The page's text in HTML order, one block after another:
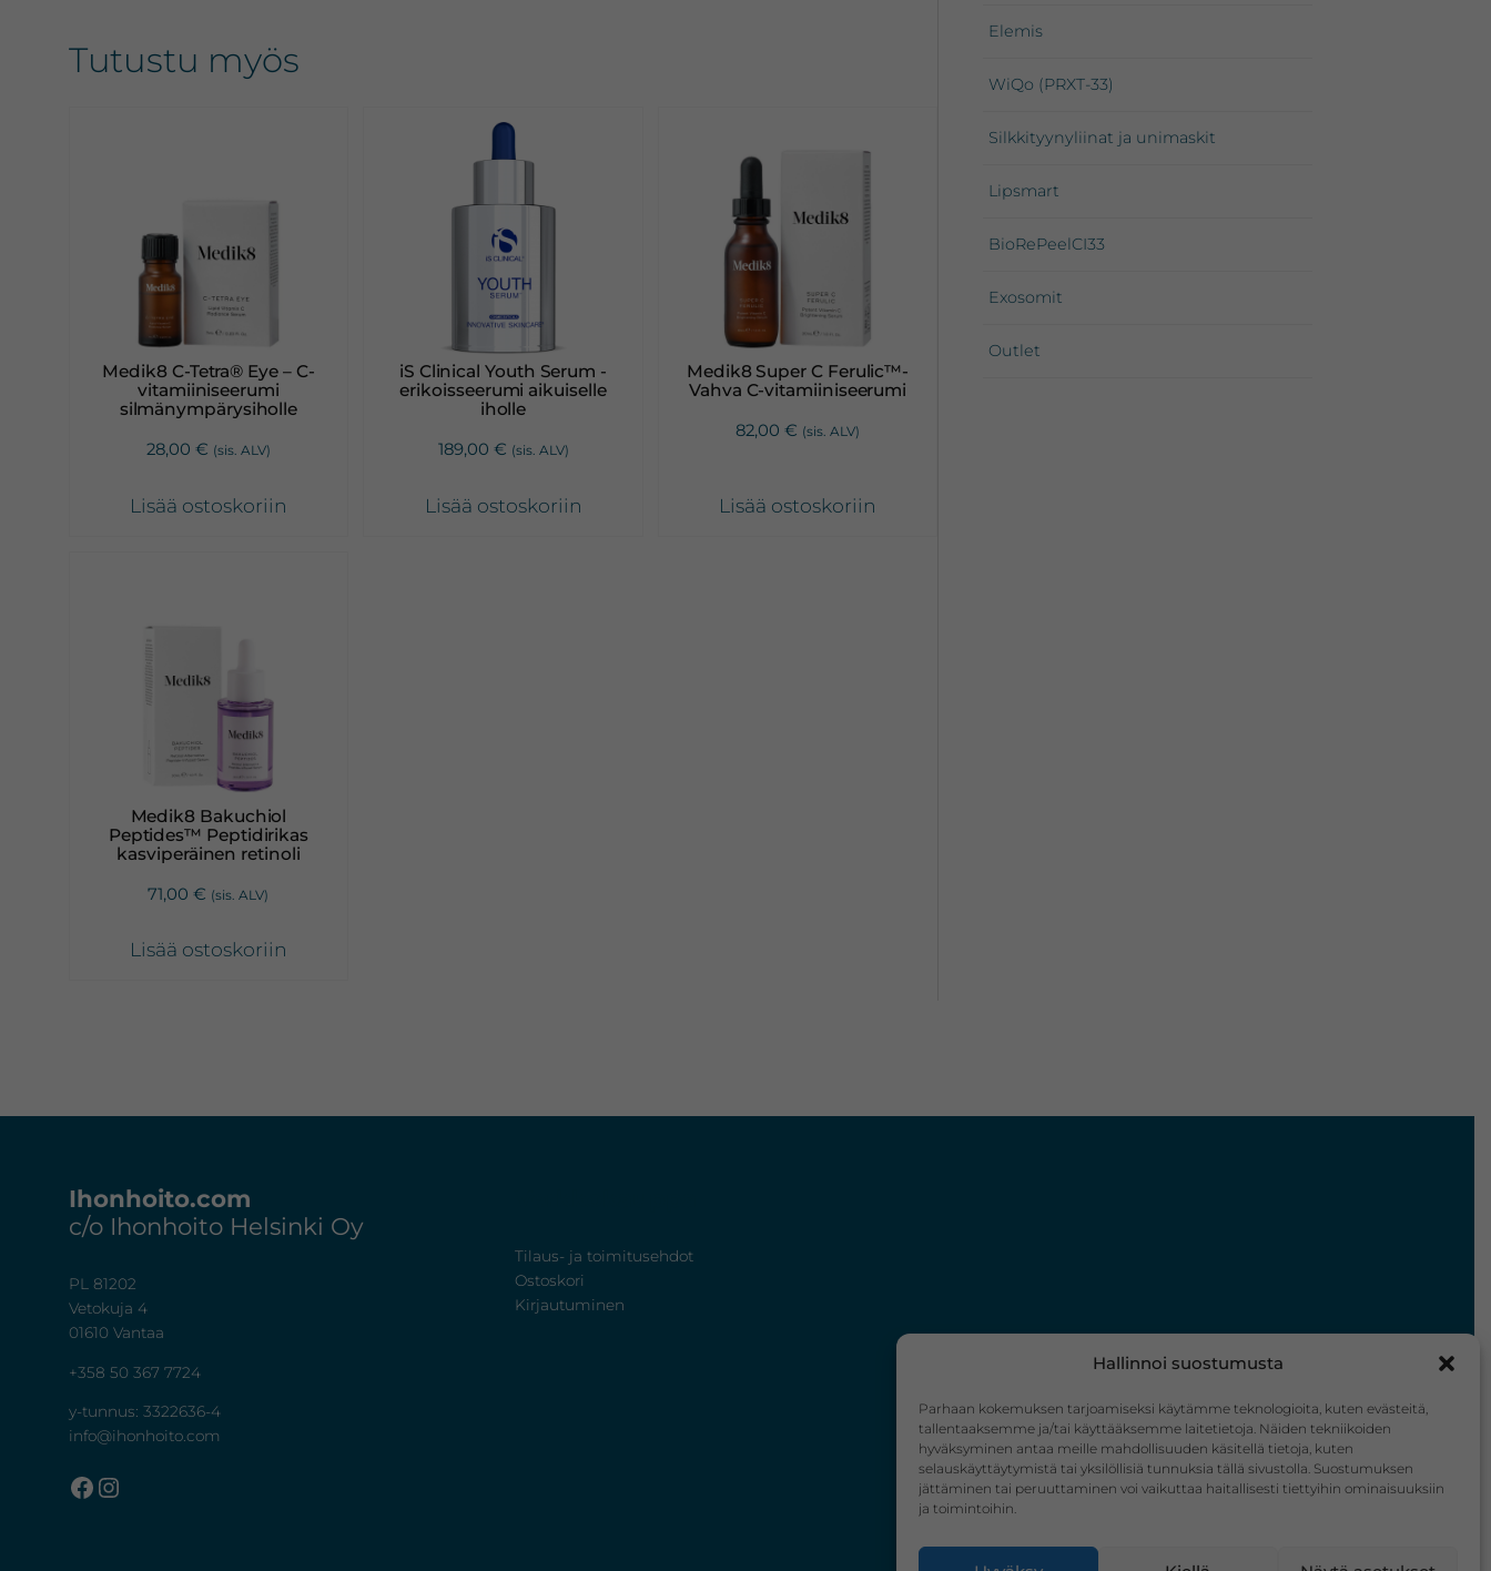
Hallinnoi suostumusta
Parhaan kokemuksen tarjoamiseksi käytämme teknologioita, kuten evästeitä,
tallentaaksemme ja/tai käyttääksemme laitetietoja. Näiden tekniikoiden
hyväksyminen antaa meille mahdollisuuden käsitellä tietoja, kuten
selauskäyttäytymistä tai yksilöllisiä tunnuksia tällä sivustolla. Suostumuksen
jättäminen tai peruuttaminen voi vaikuttaa haitallisesti tiettyihin ominaisuuksiin
ja toimintoihin.
Tutustu myös
Medik8 C-Tetra® Eye – C-
vitamiiniseerumi
silmänympärysiholle
28,00 € (sis. ALV)
Lisää ostoskoriin
iS Clinical Youth Serum -
erikoisseerumi aikuiselle
iholle
189,00 € (sis. ALV)
Lisää ostoskoriin
Medik8 Super C Ferulic™-
Vahva C-vitamiiniseerumi
82,00€ (sis. ALV)
Lisää ostoskoriin
Medik8 Bakuchiol
Peptides™ Peptidirikas
kasviperäinen retinoli
71,00€ (sis. ALV)
Lisää ostoskoriin
Elemis
WiQo (PRXT-33)
Silkkityynyliinat ja unimaskit
Lipsmart
BioRePeelCI33
Exosomit
Outlet
Ihonhoito.com
c/o Ihonhoito Helsinki Oy
PL 81202
Vetokuja 4
01610 Vantaa
+358 50 367 7724
y-tunnus: 3322636-4
info@ihonhoito.com
Facebook Instagram
Tilaus- ja toimitusehdot
Ostoskori
Kirjautuminen